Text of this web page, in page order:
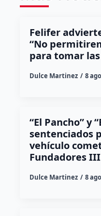
Felifer
“No
para tomar las
Dulce Martinez 8
“El Pancho” y
sentenciados
vehículo
Fundadores III
Dulce Martinez 8